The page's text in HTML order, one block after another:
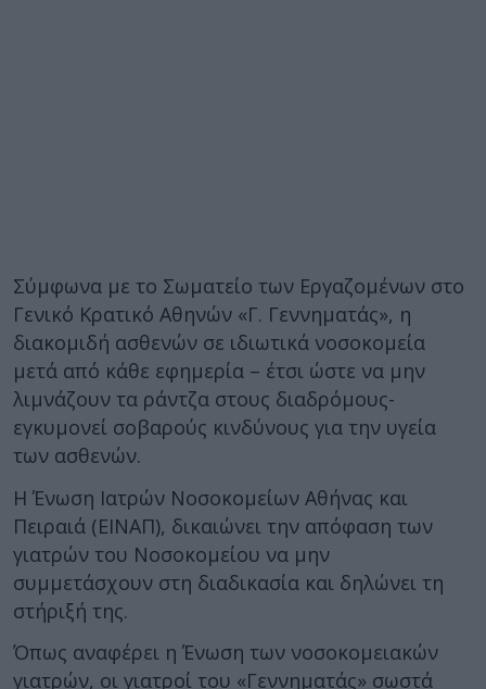
Σύμφωνα με το Σωματείο των Εργαζομένων στο
Γενικό Κρατικό Αθηνών «Γ. Γεννηματάς», η
διακομιδή ασθενών σε ιδιωτικά νοσοκομεία
μετά από κάθε εφημερία – έτσι ώστε να μην
λιμνάζουν τα ράντζα στους διαδρόμους-
εγκυμονεί σοβαρούς κινδύνους για την υγεία
των ασθενών.
Η Ένωση Ιατρών Νοσοκομείων Αθήνας και
Πειραιά (ΕΙΝΑΠ), δικαιώνει την απόφαση των
γιατρών του Νοσοκομείου να μην
συμμετάσχουν στη διαδικασία και δηλώνει τη
στήριξή της.
Όπως αναφέρει η Ένωση των νοσοκομειακών
γιατρών, οι γιατροί του «Γεννηματάς» σωστά